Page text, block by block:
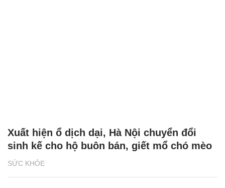
SỨC KHỎE
Xuất hiện ổ dịch dại, Hà Nội chuyển đổi
sinh kế cho hộ buôn bán, giết mổ chó mèo